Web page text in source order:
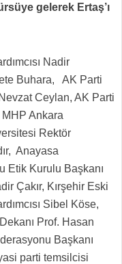
gelerek Ertaş’ı
Nadir
Buhara, AK Parti
Ceylan, AK Parti
Ankara
Rektör
Anayasa
Etik Kurulu Başkanı
Çakır, Kırşehir Eski
Sibel Köse,
Prof. Hasan
Başkanı
parti temsilcisi